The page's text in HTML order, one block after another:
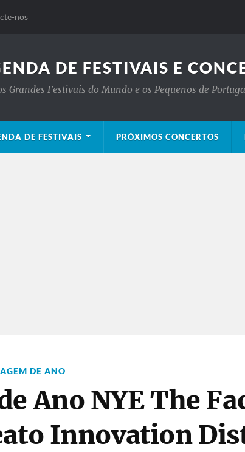
nos
DE FESTIVAIS E
Grandes Festivais do Mundo e os Pequenos de
DE FESTIVAIS PRÓXIMOS CONCERTOS
DE ANO
Ano NYE The
Innovation